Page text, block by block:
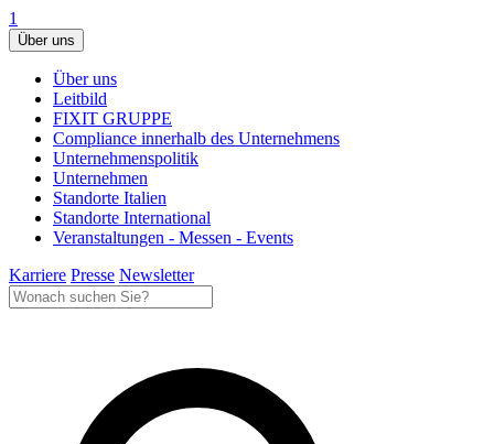
1
Über uns
Über uns
Leitbild
FIXIT GRUPPE
Compliance innerhalb des Unternehmens
Unternehmenspolitik
Unternehmen
Standorte Italien
Standorte International
Veranstaltungen - Messen - Events
Karriere Presse Newsletter